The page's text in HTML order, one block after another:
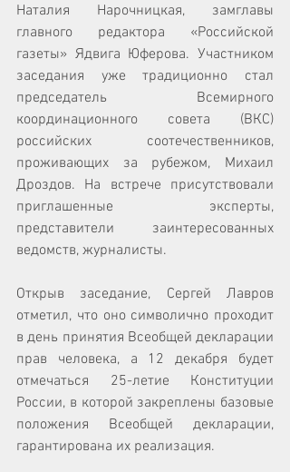
Наталия Нарочницкая, замглавы
главного редактора «Российской
газеты» Ядвига Юферова. Участником
заседания уже традиционно стал
председатель Всемирного
координационного совета (ВКС)
российских соотечественников,
проживающих за рубежом, Михаил
Дроздов. На встрече присутствовали
приглашенные эксперты,
представители заинтересованных
ведомств, журналисты.
Открыв заседание, Сергей Лавров
отметил, что оно символично проходит
в день принятия Всеобщей декларации
прав человека, а 12 декабря будет
отмечаться 25-летие Конституции
России, в которой закреплены базовые
положения Всеобщей декларации,
гарантирована их реализация.